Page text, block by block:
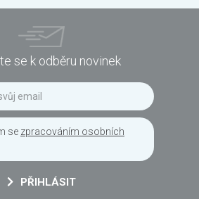
se k odběru novinek
se zpracováním osobních
PŘIHLÁSIT